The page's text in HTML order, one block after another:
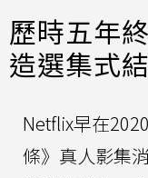
歷時五年
造選集式
Netflix早在
條》真人影集